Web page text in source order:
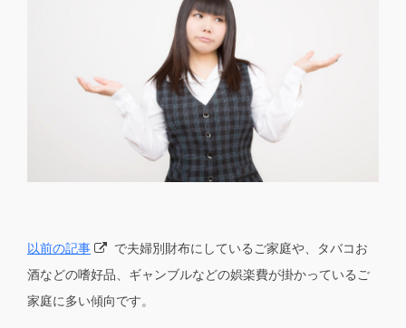
以前の記事
で夫婦別財布にしているご家庭や、タバコお
酒などの嗜好品、ギャンブルなどの娯楽費が掛かっているご
家庭に多い傾向です。